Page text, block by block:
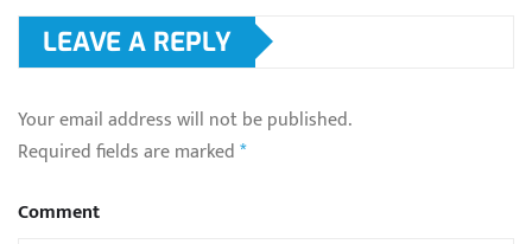
LEAVE A REPLY
Your email address will not be published.
Required fields are marked*
Comment